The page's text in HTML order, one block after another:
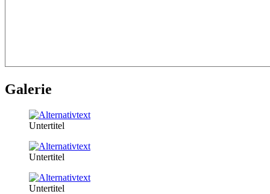
Galerie
Untertitel
Untertitel
Untertitel